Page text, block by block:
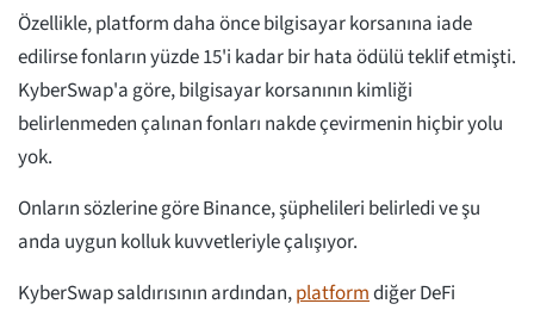
Özellikle, platform daha önce bilgisayar korsanına iade
edilirse fonların yüzde 15'i kadar bir hata ödülü teklif etmişti.
KyberSwap'a göre, bilgisayar korsanının kimliği
belirlenmeden çalınan fonları nakde çevirmenin hiçbir yolu
yok.
Onların sözlerine göre Binance, şüphelileri belirledi ve şu
anda uygun kolluk kuvvetleriyle çalışıyor.
KyberSwap saldırısının ardından,platformdiğer DeFi